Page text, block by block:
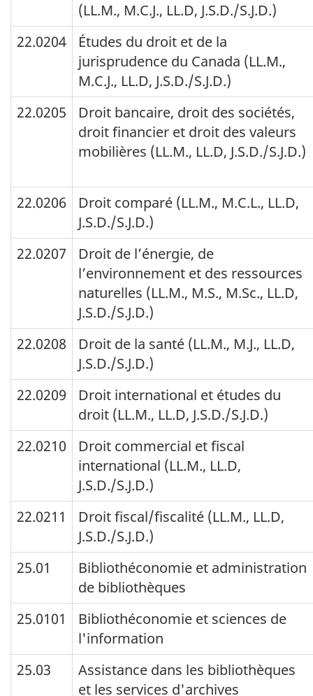
(LL.M., M.C.J., LL.D, J.S.D./S.J.D.)
22.0204
Études du droit et de la
jurisprudence du Canada (LL.M.,
M.C.J., LL.D, J.S.D./S.J.D.)
22.0205
Droit bancaire, droit des sociétés,
droit financier et droit des valeurs
mobilières (LL.M., LL.D, J.S.D./S.J.D.)
22.0206
Droit comparé (LL.M., M.C.L., LL.D,
J.S.D./S.J.D.)
22.0207
Droit de l’énergie, de
l’environnement et des ressources
naturelles (LL.M., M.S., M.Sc., LL.D,
J.S.D./S.J.D.)
22.0208
Droit de la santé (LL.M., M.J., LL.D,
J.S.D./S.J.D.)
22.0209
Droit international et études du
droit (LL.M., LL.D, J.S.D./S.J.D.)
22.0210
Droit commercial et fiscal
international (LL.M., LL.D,
J.S.D./S.J.D.)
22.0211
Droit fiscal/fiscalité (LL.M., LL.D,
J.S.D./S.J.D.)
25.01
Bibliothéconomie et administration
de bibliothèques
25.0101
Bibliothéconomie et sciences de
l'information
25.03
Assistance dans les bibliothèques
et les services d'archives